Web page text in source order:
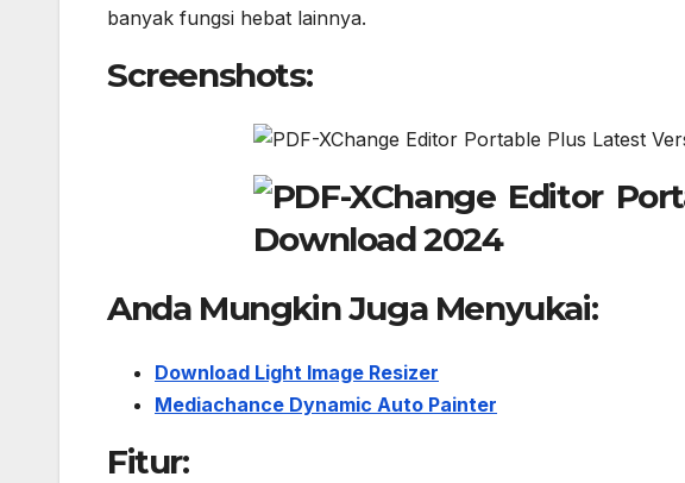
banyak fungsi hebat lainnya.
Screenshots:
Anda Mungkin Juga Menyukai:
Download Light Image Resizer
Mediachance Dynamic Auto Painter
Fitur: